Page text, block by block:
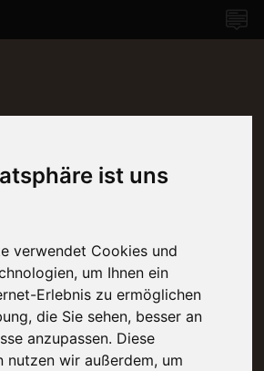
ist uns
verwendet Cookies und
um Ihnen ein
Erlebnis zu ermöglichen
die Sie sehen, besser an
anzupassen. Diese
nutzen wir außerdem, um